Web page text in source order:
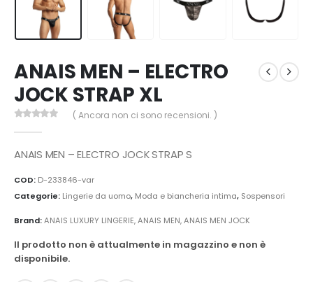
ANAIS MEN – ELECTRO
JOCK STRAP XL
( Ancora non ci sono recensioni. )
ANAIS MEN – ELECTRO JOCK STRAP S
COD: D-233846-var
Categorie: Lingerie da uomo, Moda e biancheria intima, Sospensori
Brand:ANAIS LUXURY LINGERIE,ANAIS MEN,ANAIS MEN JOCK
Il prodotto non è attualmente in magazzino e non è
disponibile.